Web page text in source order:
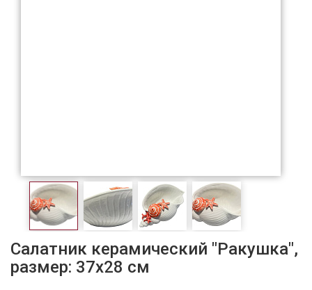
Салатник керамический "Ракушка",
размер: 37х28 см